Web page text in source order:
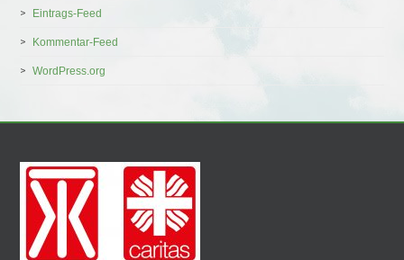
Eintrags-Feed
Kommentar-Feed
WordPress.org